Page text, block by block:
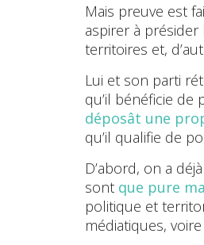
Mais preuve est
aspirer à présider
territoires et,
Lui et son parti
qu’il bénéficie de
déposât une
qu’il qualifie de
D’abord, on a
sont que pure
politique et
médiatiques,